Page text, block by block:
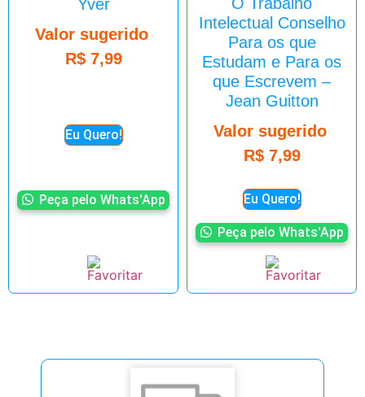
Yver
Valor sugerido
R$7,99
Eu Quero!
Peça pelo Whats'App
Intelectual Conselho
Para os que
Estudam e Para os
que Escrevem –
Jean Guitton
Valor sugerido
R$7,99
Eu Quero!
Peça pelo Whats'App